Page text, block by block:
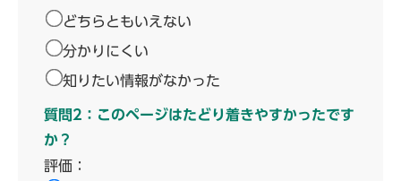
どちらともいえない
分かりにくい
知りたい情報がなかった
質問2：このページはたどり着きやすかったです
か？
評価：